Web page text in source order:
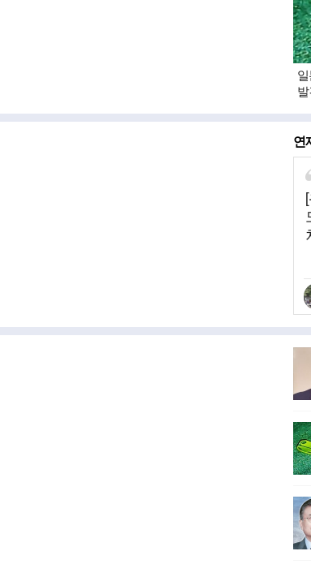
연